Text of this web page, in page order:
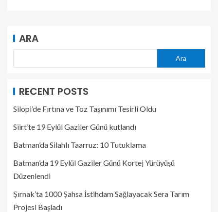
ARA
Ara
RECENT POSTS
Silopi’de Fırtına ve Toz Taşınımı Tesirli Oldu
Siirt’te 19 Eylül Gaziler Günü kutlandı
Batman’da Silahlı Taarruz: 10 Tutuklama
Batman’da 19 Eylül Gaziler Günü Kortej Yürüyüşü
Düzenlendi
Şırnak’ta 1000 Şahsa İstihdam Sağlayacak Sera Tarım
Projesi Başladı